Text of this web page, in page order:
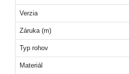
Verzia
Záruka (m)
Typ rohov
Materiál